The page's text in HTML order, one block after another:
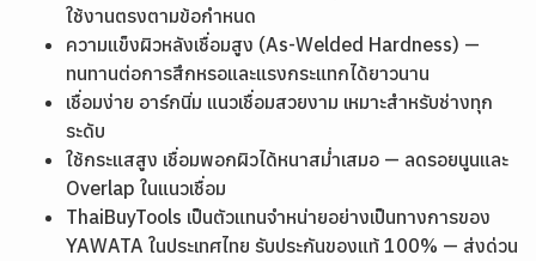
ใช้งานตรงตามข้อกำหนด
ความแข็งผิวหลังเชื่อมสูง (As-Welded Hardness) —
ทนทานต่อการสึกหรอและแรงกระแทกได้ยาวนาน
เชื่อมง่าย อาร์กนิ่ม แนวเชื่อมสวยงาม เหมาะสำหรับช่างทุก
ระดับ
ใช้กระแสสูง เชื่อมพอกผิวได้หนาสม่ำเสมอ — ลดรอยนูนและ
Overlap ในแนวเชื่อม
ThaiBuyTools เป็นตัวแทนจำหน่ายอย่างเป็นทางการของ
YAWATA ในประเทศไทย รับประกันของแท้ 100% — ส่งด่วน